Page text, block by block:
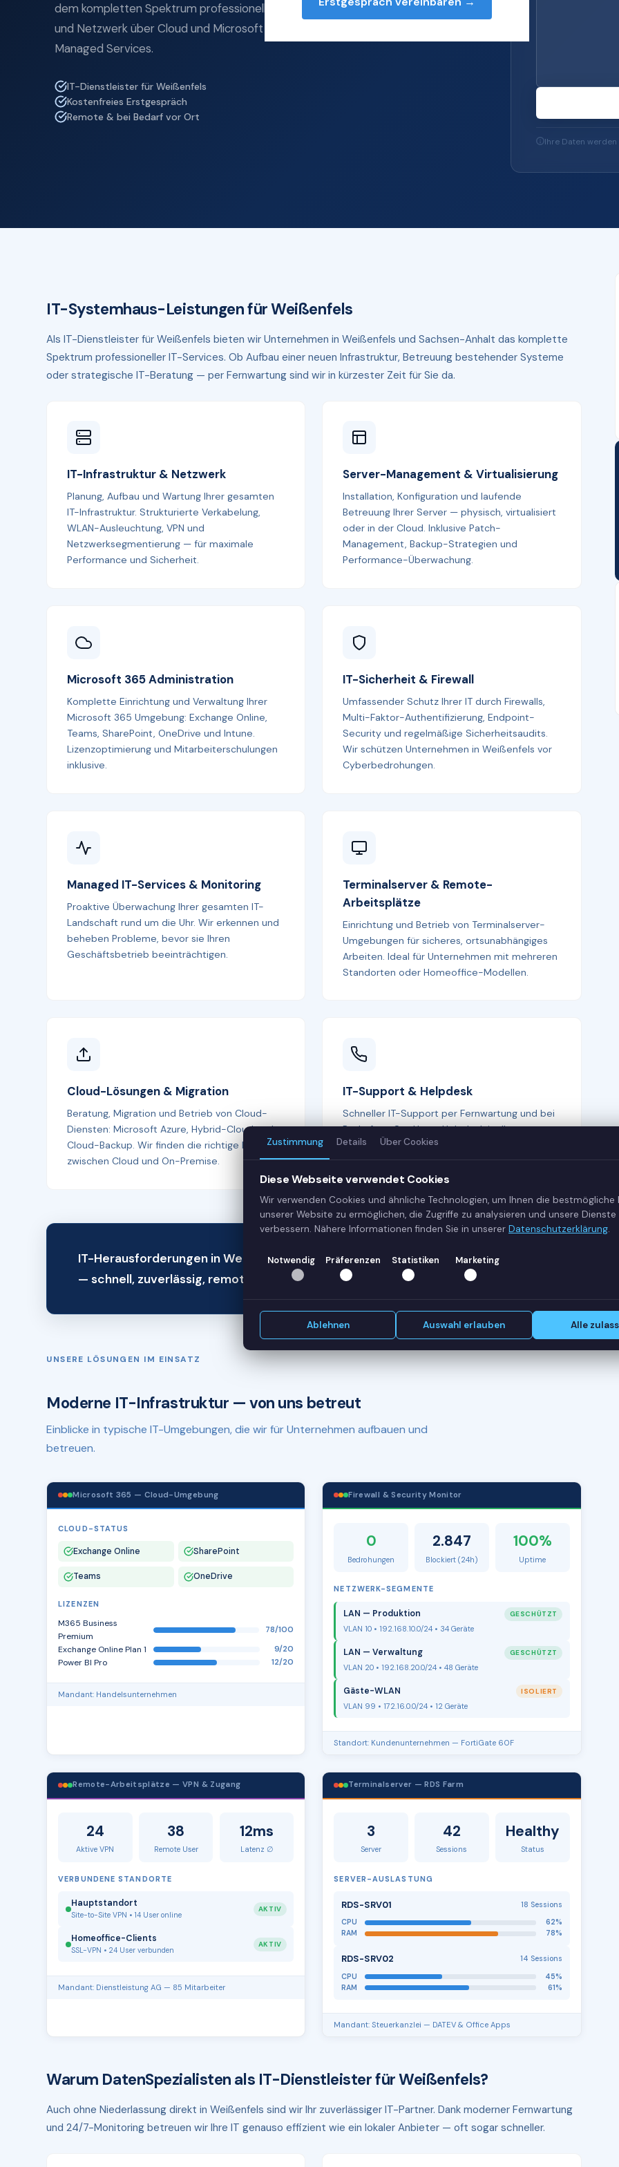
dem kompletten Spektrum professioneller IT-Services — von Server
und Netzwerk über Cloud und Microsoft 365 bis zu IT-Sicherheit und
Managed Services.
IT-Dienstleister für Weißenfels
Kostenfreies Erstgespräch
Remote & bei Bedarf vor Ort
Ihre Daten
IT-Systemhaus-Leistungen für Weißenfels
Als IT-Dienstleister für Weißenfels bieten wir Unternehmen in Weißenfels und Sachsen-Anhalt das komplette
Spektrum professioneller IT-Services. Ob Aufbau einer neuen Infrastruktur, Betreuung bestehender Systeme
oder strategische IT-Beratung — per Fernwartung sind wir in kürzester Zeit für Sie da.
IT-Infrastruktur & Netzwerk
Planung, Aufbau und Wartung Ihrer gesamten
IT-Infrastruktur. Strukturierte Verkabelung,
WLAN-Ausleuchtung, VPN und
Netzwerksegmentierung — für maximale
Performance und Sicherheit.
Server-Management & Virtualisierung
Installation, Konfiguration und laufende
Betreuung Ihrer Server — physisch, virtualisiert
oder in der Cloud. Inklusive Patch-
Management, Backup-Strategien und
Performance-Überwachung.
Microsoft 365 Administration
Komplette Einrichtung und Verwaltung Ihrer
Microsoft 365 Umgebung: Exchange Online,
Teams, SharePoint, OneDrive und Intune.
Lizenzoptimierung und Mitarbeiterschulungen
inklusive.
IT-Sicherheit & Firewall
Umfassender Schutz Ihrer IT durch Firewalls,
Multi-Faktor-Authentifizierung, Endpoint-
Security und regelmäßige Sicherheitsaudits.
Wir schützen Unternehmen in Weißenfels vor
Cyberbedrohungen.
Managed IT-Services & Monitoring
Proaktive Überwachung Ihrer gesamten IT-
Landschaft rund um die Uhr. Wir erkennen und
beheben Probleme, bevor sie Ihren
Geschäftsbetrieb beeinträchtigen.
Terminalserver & Remote-
Arbeitsplätze
Einrichtung und Betrieb von Terminalserver-
Umgebungen für sicheres, ortsunabhängiges
Arbeiten. Ideal für Unternehmen mit mehreren
Standorten oder Homeoffice-Modellen.
Cloud-Lösungen & Migration
Beratung, Migration und Betrieb von Cloud-
Diensten: Microsoft Azure, Hybrid-Cloud und
Cloud-Backup. Wir finden die richtige Balance
zwischen Cloud und On-Premise.
IT-Support & Helpdesk
Schneller IT-Support per Fernwartung und bei
Bedarf vor Ort. Unser Helpdesk ist Ihr erster
Ansprechpartner bei allen IT-Fragen —
IT-Herausforderungen in Weißenfels? Wir helfen
— schnell, zuverlässig, remote.
Erstgespräch vereinbaren
UNSERE LÖSUNGEN IM EINSATZ
Moderne IT-Infrastruktur — von uns betreut
Einblicke in typische IT-Umgebungen, die wir für Unternehmen aufbauen und
betreuen.
Microsoft 365 — Cloud-Umgebung
CLOUD-STATUS
Exchange Online SharePoint
Teams OneDrive
LIZENZEN
M365 Business
Premium
78/100
Exchange Online Plan 1 9/20
Power BI Pro 12/20
Mandant: Handelsunternehmen
Firewall & Security Monitor
0
Bedrohungen
2.847
Blockiert (24h)
100%
Uptime
NETZWERK-SEGMENTE
LAN — Produktion GESCHÜTZT
VLAN 10 • 192.168.10.0/24 • 34 Geräte
LAN — Verwaltung GESCHÜTZT
VLAN 20 • 192.168.20.0/24 • 48 Geräte
Gäste-WLAN ISOLIERT
VLAN 99 • 172.16.0.0/24 • 12 Geräte
Standort: Kundenunternehmen — FortiGate 60F
Remote-Arbeitsplätze — VPN & Zugang
24
Aktive VPN
38
Remote User
12ms
Latenz ∅
VERBUNDENE STANDORTE
Hauptstandort
Site-to-Site VPN • 14 User online
AKTIV
Homeoffice-Clients
SSL-VPN • 24 User verbunden
AKTIV
Mandant: Dienstleistung AG — 85 Mitarbeiter
Terminalserver — RDS Farm
3
Server
42
Sessions
Healthy
Status
SERVER-AUSLASTUNG
RDS-SRV01
18 Sessions
CPU
62%
RAM
78%
RDS-SRV02
14 Sessions
CPU
45%
RAM
61%
Mandant: Steuerkanzlei — DATEV & Office Apps
Warum DatenSpezialisten als IT-Dienstleister für Weißenfels?
Auch ohne Niederlassung direkt in Weißenfels sind wir Ihr zuverlässiger IT-Partner. Dank moderner Fernwartung
und 24/7-Monitoring betreuen wir Ihre IT genauso effizient wie ein lokaler Anbieter — oft sogar schneller.
Zustimmung Details Über Cookies
Diese Webseite verwendet Cookies
Wir verwenden Cookies und ähnliche Technologien, um Ihnen die bestmögliche
unserer Website zu ermöglichen, die Zugriffe zu analysieren und unsere
verbessern. Nähere Informationen finden Sie in unserer Datenschutzerklärung.
Notwendig Präferenzen Statistiken Marketing
Ablehnen Auswahl erlauben Alle